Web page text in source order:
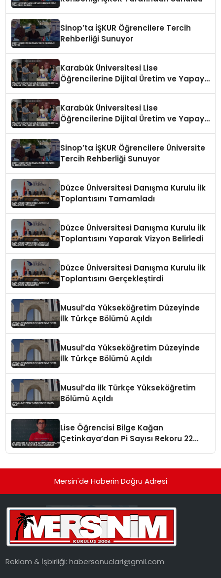
Sinop’ta İŞKUR Öğrencilere Tercih
Rehberliği Sunuyor
Karabük Üniversitesi Lise
Öğrencilerine Dijital Üretim ve Yapay
Karabük Üniversitesi Lise
Öğrencilerine Dijital Üretim ve Yapay
Sinop’ta İŞKUR Öğrencilere Üniversite
Tercih Rehberliği Sunuyor
Düzce Üniversitesi Danışma Kurulu İlk
Toplantısını Tamamladı
Düzce Üniversitesi Danışma Kurulu İlk
Toplantısını Yaparak Vizyon Belirledi
Düzce Üniversitesi Danışma Kurulu İlk
Toplantısını Gerçekleştirdi
Musul’da Yükseköğretim Düzeyinde
İlk Türkçe Bölümü Açıldı
Musul’da Yükseköğretim Düzeyinde
İlk Türkçe Bölümü Açıldı
Musul’da İlk Türkçe Yükseköğretim
Bölümü Açıldı
Lise Öğrencisi Bilge Kağan
Çetinkaya’dan Pi Sayısı Rekoru 22
Mersin'de Haberin Doğru Adresi
Reklam & İşbirliği:habersonuclari@gmil.com